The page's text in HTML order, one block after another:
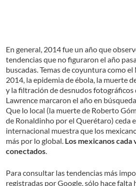
En general, 2014 fue un año que
tendencias que no figuraron el año
buscadas. Temas de coyuntura como
2014, la epidemia de ébola, la muerte
y la filtración de desnudos fotográficos
Lawrence marcaron el año en
Que lo local (la muerte de Roberto
de Ronaldinho por el Querétaro) ceda
internacional muestra que los
más por lo global. Los mexicanos cada
conectados
Para consultar las tendencias más
registradas por Google, sólo hace falta